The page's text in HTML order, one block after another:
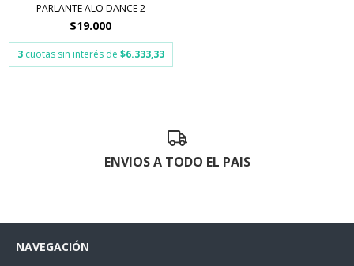
PARLANTE ALO DANCE 2
$19.000
3 cuotas sin interés de $6.333,33
ENVIOS A TODO EL PAIS
NAVEGACIÓN